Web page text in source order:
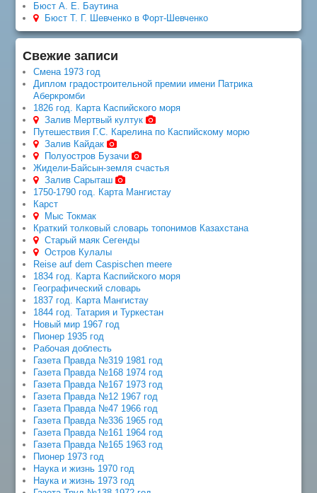
Бюст А. Е. Баутина
Бюст Т. Г. Шевченко в Форт-Шевченко
Свежие записи
Смена 1973 год
Диплом градостроительной премии имени Патрика
Аберкромби
1826 год. Карта Каспийского моря
Залив Мертвый култук
Путешествия Г.С. Карелина по Каспийскому морю
Залив Кайдак
Полуостров Бузачи
Жидели-Байсын-земля счастья
Залив Сарыташ
1750-1790 год. Карта Мангистау
Карст
Мыс Токмак
Краткий толковый словарь топонимов Казахстана
Старый маяк Сегенды
Остров Кулалы
Reise auf dem Caspischen meere
1834 год. Карта Каспийского моря
Географический словарь
1837 год. Карта Мангистау
1844 год. Татария и Туркестан
Новый мир 1967 год
Пионер 1935 год
Рабочая доблесть
Газета Правда №319 1981 год
Газета Правда №168 1974 год
Газета Правда №167 1973 год
Газета Правда №12 1967 год
Газета Правда №47 1966 год
Газета Правда №336 1965 год
Газета Правда №161 1964 год
Газета Правда №165 1963 год
Пионер 1973 год
Наука и жизнь 1970 год
Наука и жизнь 1973 год